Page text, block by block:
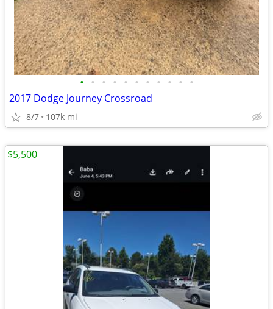
• • • • • • • • • • •
2017 Dodge Journey Crossroad
8/7 107k mi
$5,500